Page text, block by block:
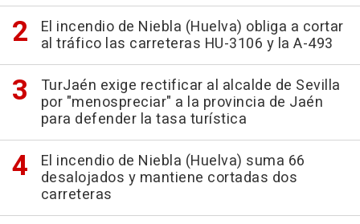
El incendio de Niebla (Huelva) obliga a cortar
al tráfico las carreteras HU-3106 y la A-493
TurJaén exige rectificar al alcalde de Sevilla
por "menospreciar" a la provincia de Jaén
para defender la tasa turística
El incendio de Niebla (Huelva) suma 66
desalojados y mantiene cortadas dos
carreteras